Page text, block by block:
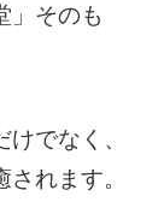
」そのも
でなく、
れます。